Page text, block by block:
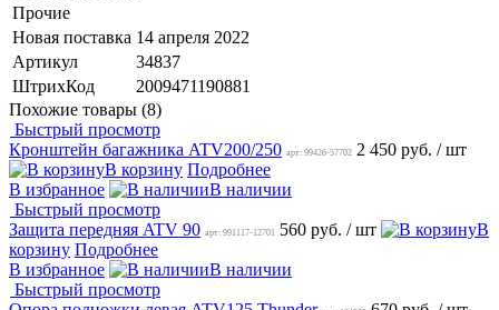
Прочие
Новая поставка 14 апреля 2022
Артикул
34837
ШтрихКод
2009471190881
Похожие товары (8)
Быстрый просмотр
Кронштейн багажника ATV200/250 арт: 99426-57702 2 450 руб. / шт
В корзину Подробнее
В избранное
В наличии
Быстрый просмотр
Защита передняя ATV 90 арт: 991117-12701 560 руб. / шт
В
корзину Подробнее
В избранное
В наличии
Быстрый просмотр